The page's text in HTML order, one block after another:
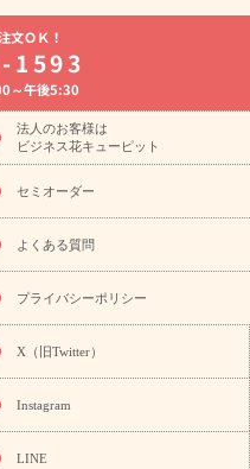
誕生日フラワーギフト特集
店・開業祝い
え・お悔やみの花
る花 胡蝶蘭・花鉢
ひまわり ギフト・プレゼント
のイベント
お盆 花（新
お盆・お供え 花とセットギ
ラワー
ひまわり ギフト・プ
暑中見舞い 花のギフト特集
ント特集
花のおすすめランキング
敬
特集
敬老の日 花とセットギ
全てのギフト一覧
キャン
ンズ』コラボキャンペーン
ーン
誕生日の花を探す
ワーギフト特集
ドウ)
文ＯＫ！
1593
～午後5:30
法人のお客様は
ビジネス花キューピット
セミオーダー
よくある質問
プライバシーポリシー
X（旧Twitter）
Instagram
LINE